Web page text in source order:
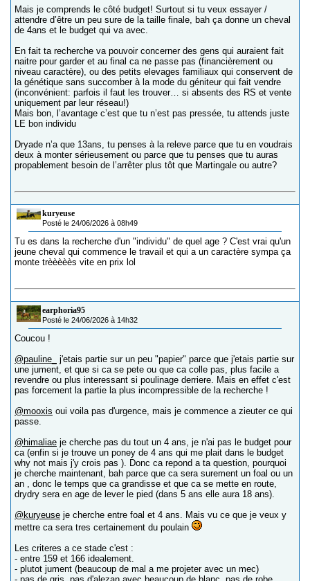
Mais je comprends le côté budget! Surtout si tu veux essayer /
attendre d’être un peu sure de la taille finale, bah ça donne un cheval
de 4ans et le budget qui va avec.
En fait ta recherche va pouvoir concerner des gens qui auraient fait
naitre pour garder et au final ca ne passe pas (financièrement ou
niveau caractère), ou des petits elevages familiaux qui conservent de
la génétique sans succomber à la mode du géniteur qui fait vendre
(inconvénient: parfois il faut les trouver… si absents des RS et vente
uniquement par leur réseau!)
Mais bon, l’avantage c’est que tu n’est pas pressée, tu attends juste
LE bon individu
Dryade n’a que 13ans, tu penses à la releve parce que tu en voudrais
deux à monter sérieusement ou parce que tu penses que tu auras
propablement besoin de l’arrêter plus tôt que Martingale ou autre?
kuryeuse
Posté le 24/06/2026 à 08h49
Tu es dans la recherche d'un "individu" de quel age ? C'est vrai qu'un
jeune cheval qui commence le travail et qui a un caractère sympa ça
monte trèèèèès vite en prix lol
earphoria95
Posté le 24/06/2026 à 14h32
Coucou !
@pauline_
j'etais partie sur un peu "papier" parce que j'etais partie sur
une jument, et que si ca se pete ou que ca colle pas, plus facile a
revendre ou plus interessant si poulinage derriere. Mais en effet c'est
pas forcement la partie la plus incompressible de la recherche !
@mooxis oui voila pas d'urgence, mais je commence a zieuter ce qui
passe.
@himaliae je cherche pas du tout un 4 ans, je n'ai pas le budget pour
ca (enfin si je trouve un poney de 4 ans qui me plait dans le budget
why not mais j'y crois pas ). Donc ca repond a ta question, pourquoi
je cherche maintenant, bah parce que ca sera surement un foal ou un
an , donc le temps que ca grandisse et que ca se mette en route,
drydry sera en age de lever le pied (dans 5 ans elle aura 18 ans).
@kuryeuse je cherche entre foal et 4 ans. Mais vu ce que je veux y
mettre ca sera tres certainement du poulain
Les criteres a ce stade c'est :
- entre 159 et 166 idealement.
- plutot jument (beaucoup de mal a me projeter avec un mec)